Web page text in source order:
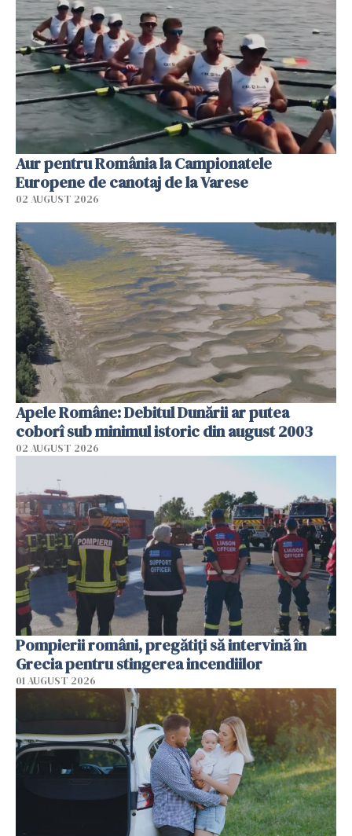
Aur pentru România la Campionatele
Europene de canotaj de la Varese
02 AUGUST 2026
Apele Române: Debitul Dunării ar putea
coborî sub minimul istoric din august 2003
02 AUGUST 2026
Pompierii români, pregătiţi să intervină în
Grecia pentru stingerea incendiilor
01 AUGUST 2026